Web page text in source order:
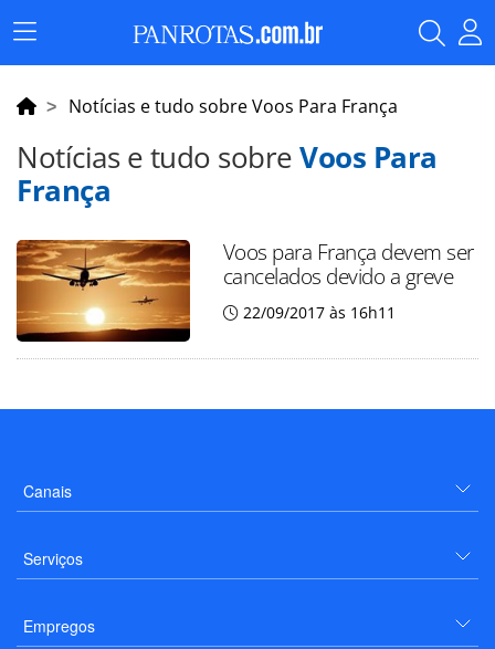
Menu
Principal
Notícias e tudo sobre Voos Para França
Notícias e tudo sobreVoos Para
França
Voos para França devem ser
cancelados devido a greve
22/09/2017 às 16h11
Canais
Serviços
Empregos